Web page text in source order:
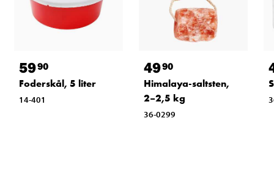
5990
Foderskål, 5 liter
14-401
4990
Himalaya-saltsten,
2–2,5 kg
36-0299